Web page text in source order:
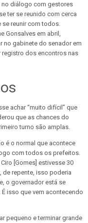
no diálogo com gestores
ter se reunido com cerca
se reunir com todos.
Gonsalves em abril,
no gabinete do senador em
registro dos encontros nas
achar “muito difícil” que
que as chances do
turno são amplas.
é o normal que acontece
com todos os prefeitos.
[Gomes] estivesse 30
de repente, isso poderia
o governador está se
isso que vem acontecendo
pequeno e terminar grande